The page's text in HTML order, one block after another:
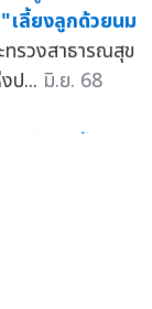
เลี้ยงลูกด้วยนม
รวงสาธารณสุข
ป... มิ.ย. 68
"วัย 3